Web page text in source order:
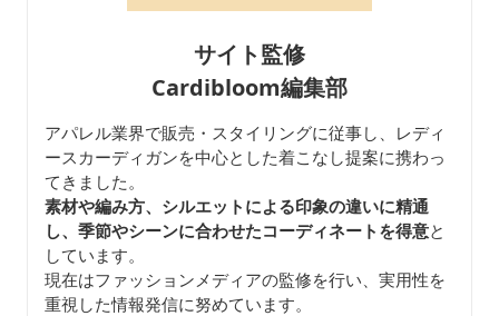
サイト監修
Cardibloom編集部
アパレル業界で販売・スタイリングに従事し、レディ
ースカーディガンを中心とした着こなし提案に携わっ
てきました。
素材や編み方、シルエットによる印象の違いに精通
し、季節やシーンに合わせたコーディネートを得意と
しています。
現在はファッションメディアの監修を行い、実用性を
重視した情報発信に努めています。